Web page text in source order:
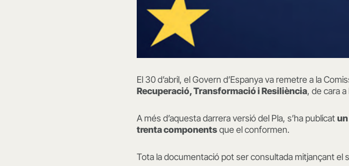
El 30 d’abril, el Govern d’Espanya va remetre a la
Recuperació, Transformació i Resiliència, de cara
A més d’aquesta darrera versió del Pla, s’ha publicat
trenta componentsque el conformen.
Tota la documentació pot ser consultada mitjançant el